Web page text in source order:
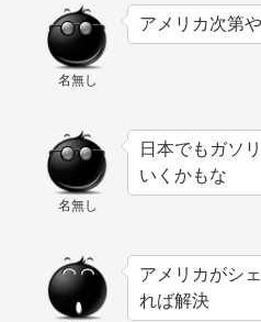
名無し
アメリカ次第
名無し
日本でもガソ
いくかもな
アメリカがシ
れば解決